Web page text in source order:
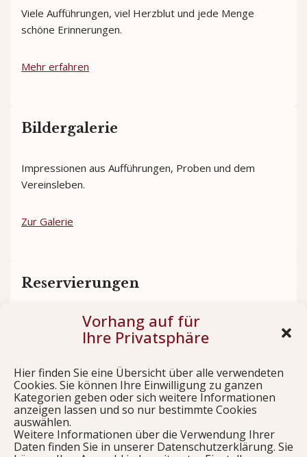
Vorhang auf für
Ihre Privatsphäre
Hier finden Sie eine Übersicht über alle verwendeten
Cookies. Sie können Ihre Einwilligung zu ganzen
Kategorien geben oder sich weitere Informationen
anzeigen lassen und so nur bestimmte Cookies
auswählen.
Weitere Informationen über die Verwendung Ihrer
Daten finden Sie in unserer Datenschutzerklärung. Sie
Viele Aufführungen, viel Herzblut und jede Menge
schöne Erinnerungen.
Mehr erfahren
Bildergalerie
Impressionen aus Aufführungen, Proben und dem
Vereinsleben.
Zur Galerie
Reservierungen
Sichern Sie sich rechtzeitig Ihre Plätze für unsere
Jetzt reservieren
Links